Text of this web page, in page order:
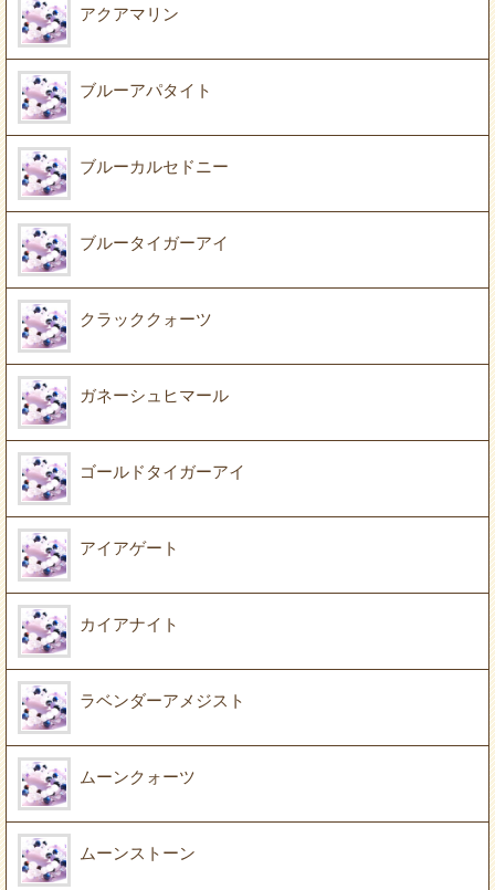
アクアマリン
ブルーアパタイト
ブルーカルセドニー
ブルータイガーアイ
クラッククォーツ
ガネーシュヒマール
ゴールドタイガーアイ
アイアゲート
カイアナイト
ラベンダーアメジスト
ムーンクォーツ
ムーンストーン